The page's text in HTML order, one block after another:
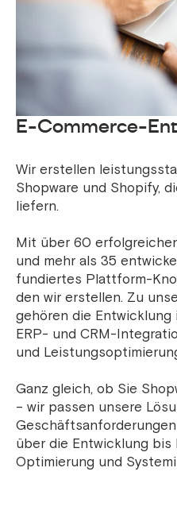
E-Commerce-
Wir erstellen
Shopware und Shopify,
liefern.
Mit über 60
und mehr als 35
fundiertes Plattform-
den wir erstellen. Zu
gehören die Entwicklung
ERP- und CRM-
und
Ganz gleich, ob Sie
– wir passen unsere
über die Entwicklung bis
Optimierung und